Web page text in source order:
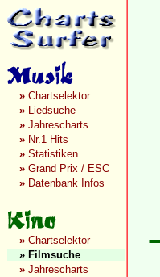
» Chartselektor
» Liedsuche
» Jahrescharts
» Nr.1 Hits
» Statistiken
» Grand Prix / ESC
» Datenbank Infos
» Chartselektor
» Filmsuche
» Jahrescharts